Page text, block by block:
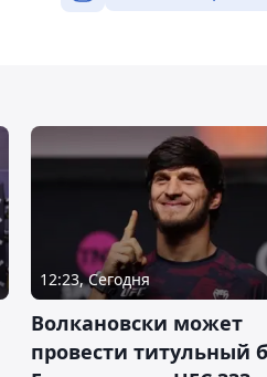
12:23, Сегодня
Волкановски может
провести титульный